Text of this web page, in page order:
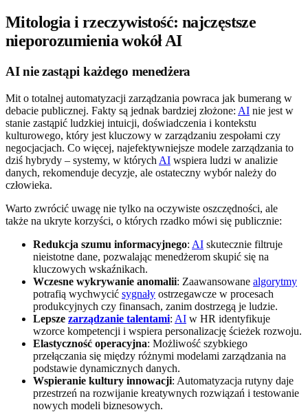
Mitologia i rzeczywistość: najczęstsze
nieporozumienia wokół AI
AI nie zastąpi każdego menedżera
Mit o totalnej automatyzacji zarządzania powraca jak bumerang w
debacie publicznej. Fakty są jednak bardziej złożone: AI nie jest w
stanie zastąpić ludzkiej intuicji, doświadczenia i kontekstu
kulturowego, który jest kluczowy w zarządzaniu zespołami czy
negocjacjach. Co więcej, najefektywniejsze modele zarządzania to
dziś hybrydy – systemy, w których AI wspiera ludzi w analizie
danych, rekomenduje decyzje, ale ostateczny wybór należy do
człowieka.
Warto zwrócić uwagę nie tylko na oczywiste oszczędności, ale
także na ukryte korzyści, o których rzadko mówi się publicznie:
Redukcja szumu informacyjnego: AI skutecznie filtruje
nieistotne dane, pozwalając menedżerom skupić się na
kluczowych wskaźnikach.
Wczesne wykrywanie anomalii: Zaawansowane algorytmy
potrafią wychwycić sygnały ostrzegawcze w procesach
produkcyjnych czy finansach, zanim dostrzegą je ludzie.
Lepsze zarządzanie talentami: AI w HR identyfikuje
wzorce kompetencji i wspiera personalizację ścieżek rozwoju.
Elastyczność operacyjna: Możliwość szybkiego
przełączania się między różnymi modelami zarządzania na
podstawie dynamicznych danych.
Wspieranie kultury innowacji: Automatyzacja rutyny daje
przestrzeń na rozwijanie kreatywnych rozwiązań i testowanie
nowych modeli biznesowych.